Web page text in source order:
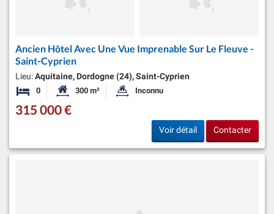
Ancien Hôtel Avec Une Vue Imprenable Sur Le Fleuve -
Saint-Cyprien
Lieu:Aquitaine, Dordogne (24), Saint-Cyprien
0 ChambresSurface habitable:
300 m² Superficie du terrain:
Inconnu
315 000 €
Voir détail Contacter